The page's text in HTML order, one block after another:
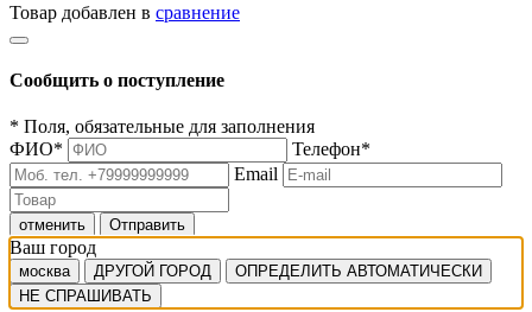
Товар добавлен в сравнение
Сообщить о поступление
* Поля, обязательные для заполнения
ФИО* Телефон*
Email
отменить Отправить
Ваш город
москва ДРУГОЙ ГОРОД
ОПРЕДЕЛИТЬ АВТОМАТИЧЕСКИ
НЕ СПРАШИВАТЬ